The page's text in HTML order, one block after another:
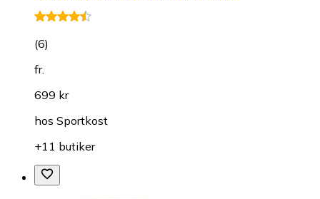
(6)
fr.
699 kr
hos Sportkost
+11 butiker